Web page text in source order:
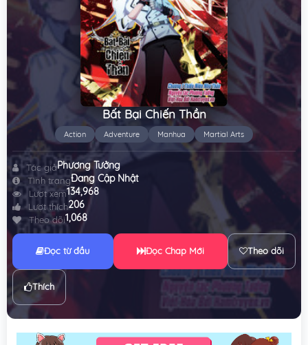
Bất Bại Chiến Thần
Action Adventure Manhua Martial Arts
Tác giảPhương Tưởng
Tình trạngĐang Cập Nhật
Lượt xem134,968
Lượt thích206
Theo dõi1,068
Đọc từ đầu Đọc Chap Mới Theo dõi
Thích